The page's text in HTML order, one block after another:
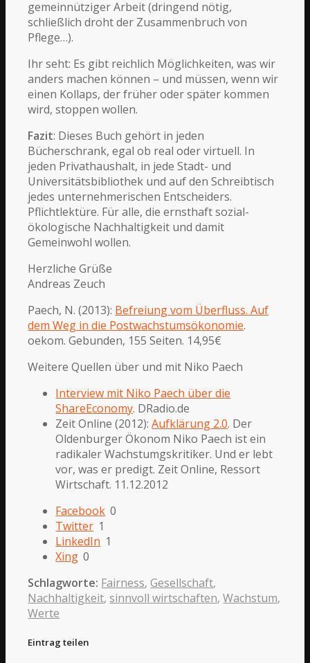
gemeinnütziger Arbeit (dringend nötig,
schließlich droht der Zusammenbruch von
Pflege…).
Ihr seht: Es gibt reichlich Möglichkeiten, was wir
anders machen können – und müssen, wenn wir
einen Kollaps, der früher oder später kommen
wird, stoppen wollen.
Fazit: Dieses Buch gehört in jeden
Bücherschrank, egal ob real oder virtuell. In
jeden Privathaushalt, in jede Stadt- und
Universitätsbibliothek und auf den Schreibtisch
jedes unternehmerischen Entscheiders.
Pflichtlektüre. Für alle, die ernsthaft sozial-
ökologische Nachhaltigkeit und damit
Gemeinwohl wollen.
Herzliche Grüße
Andreas Zeuch
Paech, N. (2013): Befreiung vom Überfluss. Auf
dem Weg in die Postwachstumsökonomie.
oekom. Gebunden, 155 Seiten. 14,95€
Weitere Quellen über und mit Niko Paech
Interview mit Niko Paech über die
ShareEconomy. DRadio.de
Zeit Online (2012):Aufklärung 2.0. Der
Oldenburger Ökonom Niko Paech ist ein
radikaler Wachstumgskritiker. Und er lebt
vor, was er predigt. Zeit Online, Ressort
Wirtschaft. 11.12.2012
Facebook 0
Twitter 1
LinkedIn 1
Xing 0
Schlagworte: Fairness,Gesellschaft,
Nachhaltigkeit,sinnvoll wirtschaften,Wachstum,
Werte
Eintrag teilen